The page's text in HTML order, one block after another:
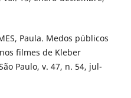
Paula. Medos públicos
filmes de Kleber
Paulo, v. 47, n. 54, jul-